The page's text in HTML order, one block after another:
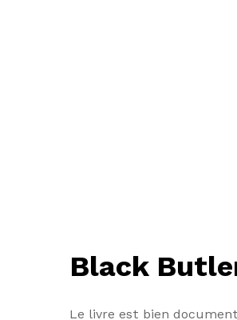
Black
Le livre est bien